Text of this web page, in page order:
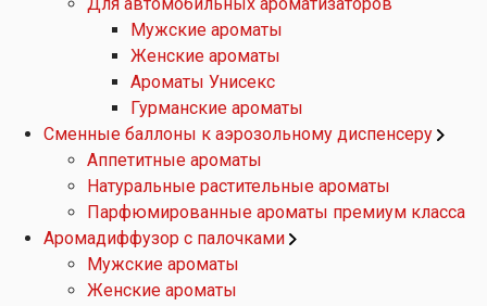
Мужские ароматы
Женские ароматы
Ароматы Унисекс
Гурманские ароматы
Сменные баллоны к аэрозольному диспенсеру
Аппетитные ароматы
Натуральные растительные ароматы
Парфюмированные ароматы премиум класса
Аромадиффузор с палочками
Мужские ароматы
Женские ароматы